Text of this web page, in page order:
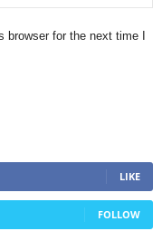
for the next time I
LIKE
FOLLOW